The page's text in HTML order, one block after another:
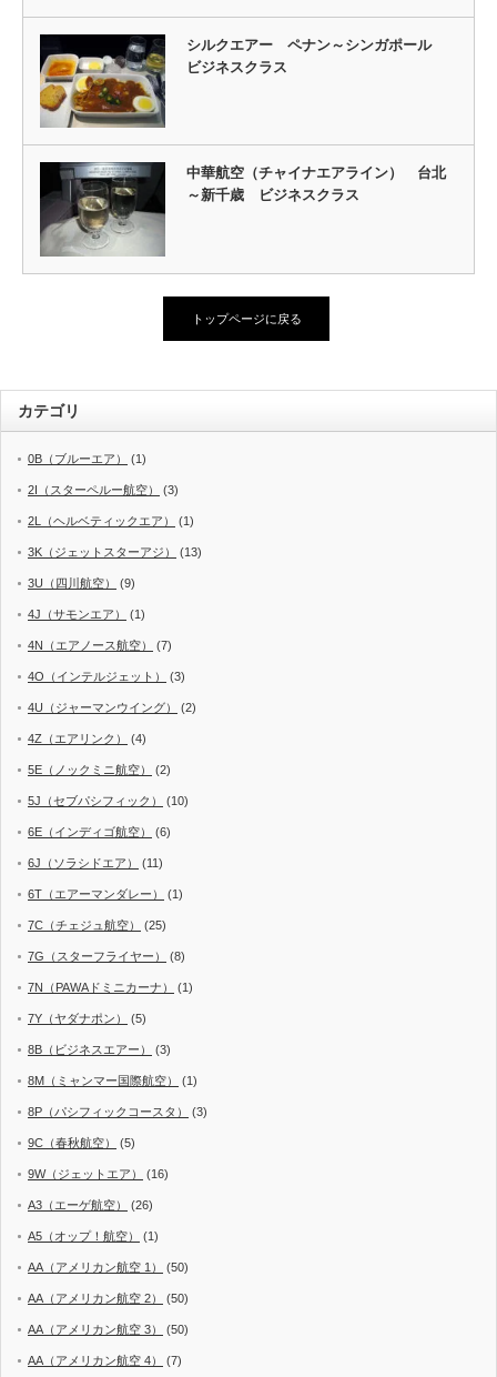
シルクエアー ペナン～シンガポール
ビジネスクラス
中華航空（チャイナエアライン） 台北
～新千歳 ビジネスクラス
トップページに戻る
カテゴリ
0B（ブルーエア） (1)
2I（スターペルー航空） (3)
2L（ヘルベティックエア） (1)
3K（ジェットスターアジ） (13)
3U（四川航空） (9)
4J（サモンエア） (1)
4N（エアノース航空） (7)
4O（インテルジェット） (3)
4U（ジャーマンウイング） (2)
4Z（エアリンク） (4)
5E（ノックミニ航空） (2)
5J（セブパシフィック） (10)
6E（インディゴ航空） (6)
6J（ソラシドエア） (11)
6T（エアーマンダレー） (1)
7C（チェジュ航空） (25)
7G（スターフライヤー） (8)
7N（PAWAドミニカーナ） (1)
7Y（ヤダナポン） (5)
8B（ビジネスエアー） (3)
8M（ミャンマー国際航空） (1)
8P（パシフィックコースタ） (3)
9C（春秋航空） (5)
9W（ジェットエア） (16)
A3（エーゲ航空） (26)
A5（オップ！航空） (1)
AA（アメリカン航空 1） (50)
AA（アメリカン航空 2） (50)
AA（アメリカン航空 3） (50)
AA（アメリカン航空 4） (7)